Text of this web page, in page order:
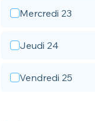
Mercredi 23
Jeudi 24
Vendredi 25